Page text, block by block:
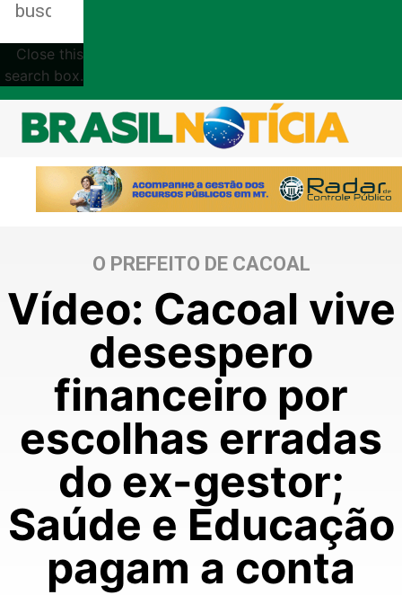
Close this
search box.
O PREFEITO DE CACOAL
Vídeo: Cacoal vive
desespero
financeiro por
escolhas erradas
do ex-gestor;
Saúde e Educação
pagam a conta